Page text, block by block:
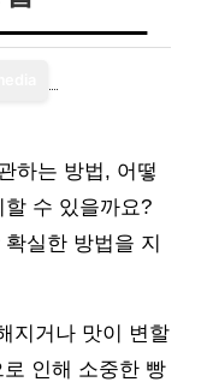
하는 방법, 어떻
수 있을까요?
실한 방법을 지
지거나 맛이 변할
인해 소중한 빵